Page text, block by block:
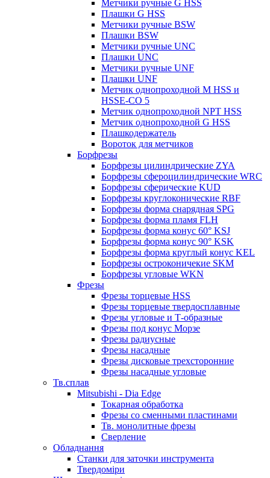
Метчики ручные G HSS
Плашки G HSS
Метчики ручные BSW
Плашки BSW
Метчики ручные UNC
Плашки UNC
Метчики ручные UNF
Плашки UNF
Метчик однопроходной M HSS и
HSSE-CO 5
Метчик однопроходной NPT HSS
Метчик однопроходной G HSS
Плашкодержатель
Вороток для метчиков
Борфрезы
Борфрезы цилиндрические ZYA
Борфрезы сфероцилиндрические WRC
Борфрезы сферические KUD
Борфрезы круглоконические RBF
Борфрезы форма снарядная SPG
Борфрезы форма пламя FLH
Борфрезы форма конус 60° KSJ
Борфрезы форма конус 90° KSK
Борфрезы форма круглый конус KEL
Борфрезы остроконичекие SKM
Борфрезы угловые WKN
Фрезы
Фрезы торцевые HSS
Фрезы торцевые твердосплавные
Фрезы угловые и Т-образные
Фрезы под конус Морзе
Фрезы радиусные
Фрезы насадные
Фрезы дисковые трехсторонние
Фрезы насадные угловые
Тв.сплав
Mitsubishi - Dia Edge
Токарная обработка
Фрезы со сменными пластинами
Тв. монолитные фрезы
Сверление
Обладнання
Станки для заточки инструмента
Твердоміри